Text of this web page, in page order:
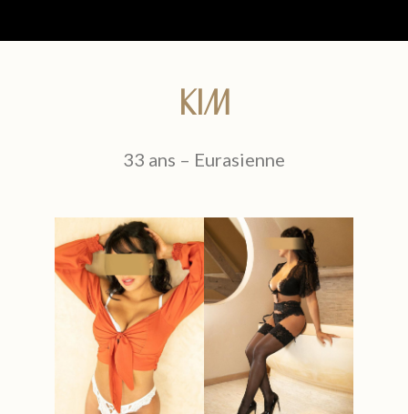
KIM
33 ans – Eurasienne